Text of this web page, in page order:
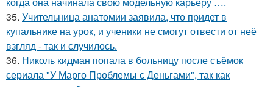
35. Учительница анатомии заявила, что придет в
купальнике на урок, и ученики не смогут отвести от неё
взгляд - так и случилось.
36. Николь кидман попала в больницу после съёмок
сериала "У Марго Проблемы с Деньгами", так как